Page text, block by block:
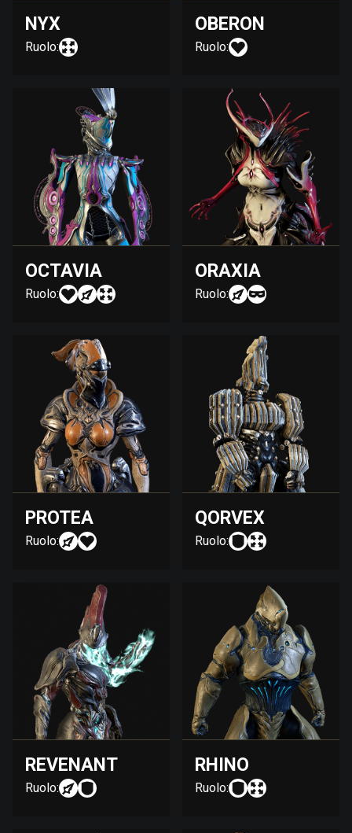
NYX
Ruolo:
OBERON
Ruolo:
OCTAVIA
Ruolo:
ORAXIA
Ruolo:
PROTEA
Ruolo:
QORVEX
Ruolo:
REVENANT
Ruolo:
RHINO
Ruolo: